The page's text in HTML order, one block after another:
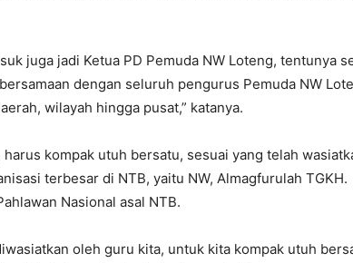
juga jadi Ketua PD Pemuda NW Loteng, tentunya
dengan seluruh pengurus Pemuda NW
wilayah hingga pusat,” katanya.
kompak utuh bersatu, sesuai yang telah
terbesar di NTB, yaitu NW, Almagfurulah TGKH.
Nasional asal NTB.
oleh guru kita, untuk kita kompak utuh